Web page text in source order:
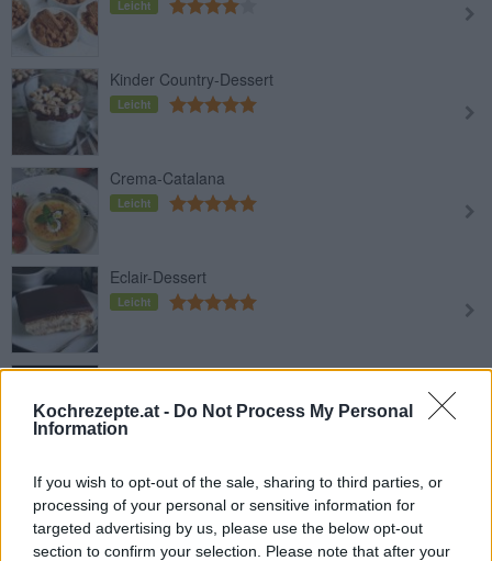
Kochrezepte.at - Do Not Process My Personal
Information
If you wish to opt-out of the sale, sharing to third parties, or
processing of your personal or sensitive information for
targeted advertising by us, please use the below opt-out
section to confirm your selection. Please note that after your
Leicht
Kinder Country-Dessert
Leicht
Crema-Catalana
Leicht
Eclair-Dessert
Leicht
Winter-Dessert
Toffifee-Dessert
Leicht